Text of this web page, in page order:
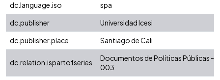
dc.language.iso
spa
dc.publisher
Universidad Icesi
dc.publisher.place
Santiago de Cali
dc.relation.ispartofseries
Documentos de Políticas Públicas -
003